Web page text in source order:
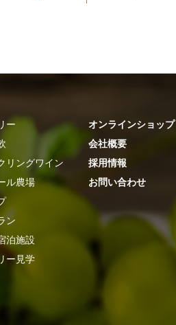
ー
リングワイン
ル農場
ン
泊施設
ー見学
オンラインショップ
会社概要
採用情報
お問い合わせ